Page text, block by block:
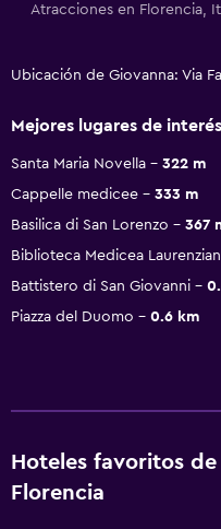
Atracciones en Florencia,
Ubicación de Giovanna: Via
Mejores lugares de interés
Santa Maria Novella
322 m
Cappelle medicee
333 m
Basilica di San Lorenzo
367
Biblioteca Medicea
Battistero di San Giovanni
Piazza del Duomo
0.6 km
Hoteles favoritos
Florencia